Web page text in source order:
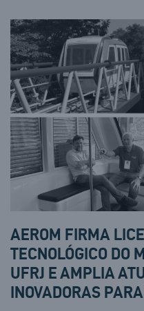
AEROM FIRMA
TECNOLÓGICO DO
UFRJ E AMPLIA
INOVADORAS